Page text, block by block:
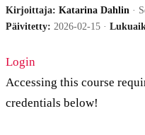
Kirjoittaja: Katarina Dahlin ·
Päivitetty: 2026-02-15 ·
Login
Accessing this course
credentials below!